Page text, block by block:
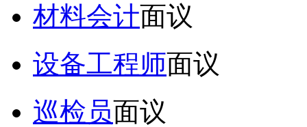
材料会计面议
设备工程师面议
巡检员面议